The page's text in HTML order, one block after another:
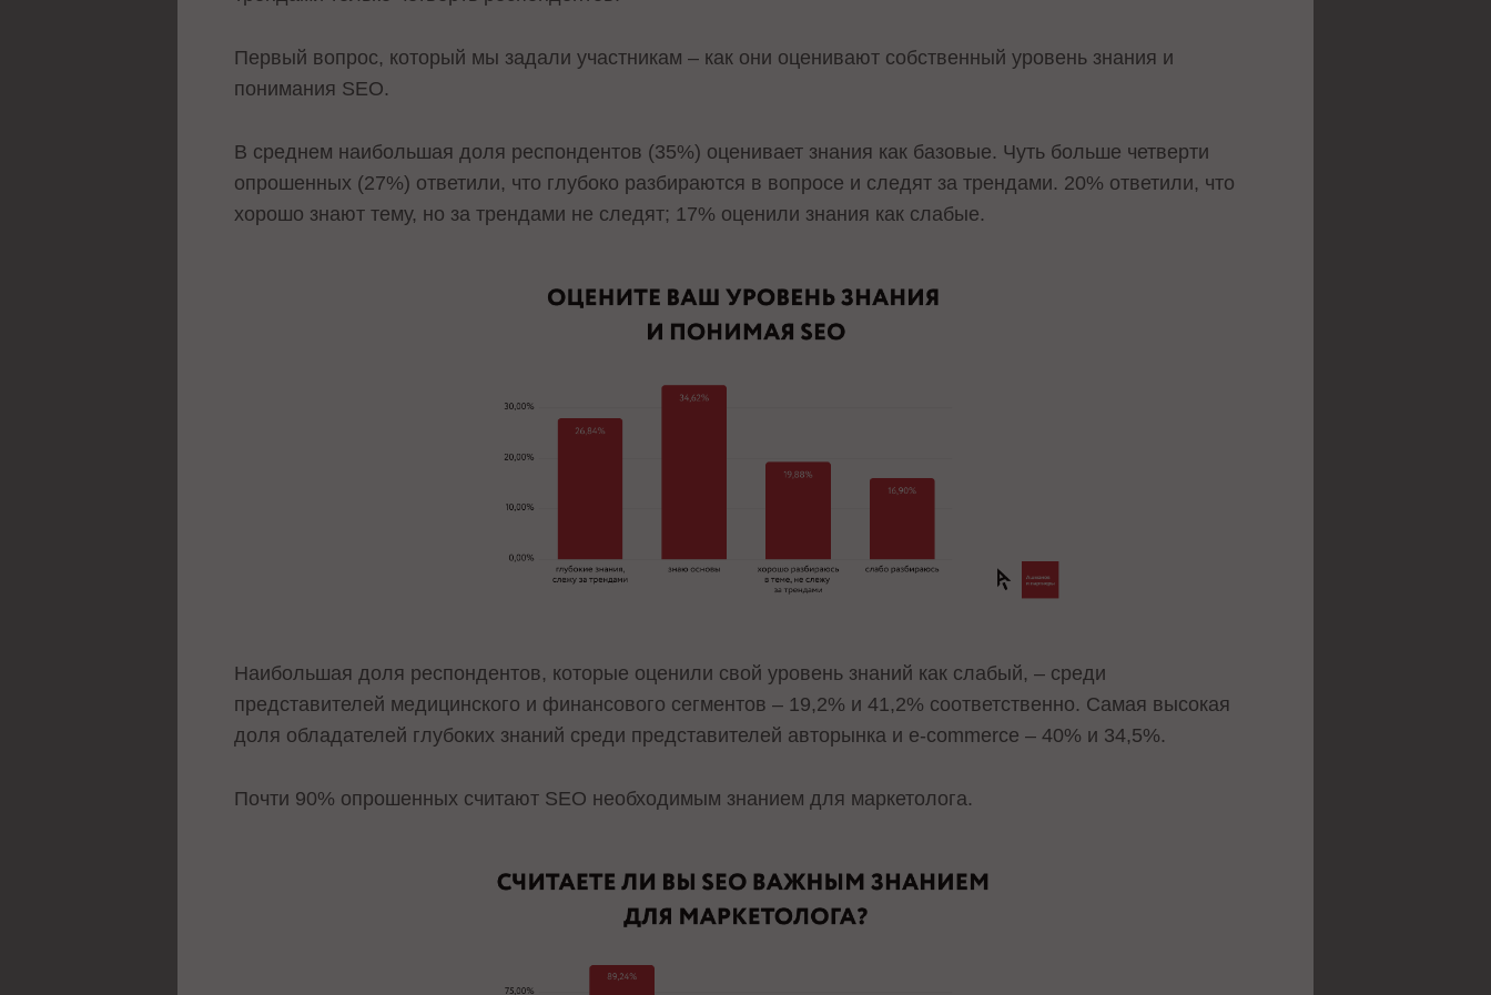
Первый вопрос, который мы задали участникам – как они оценивают собственный уровень знания и
понимания SEO.
В среднем наибольшая доля респондентов (35%) оценивает знания как базовые. Чуть больше четверти
опрошенных (27%) ответили, что глубоко разбираются в вопросе и следят за трендами. 20% ответили, что
хорошо знают тему, но за трендами не следят; 17% оценили знания как слабые.
Наибольшая доля респондентов, которые оценили свой уровень знаний как слабый, – среди
представителей медицинского и финансового сегментов – 19,2% и 41,2% соответственно. Самая высокая
доля обладателей глубоких знаний среди представителей авторынка и e-commerce – 40% и 34,5%.
Почти 90% опрошенных считают SEO необходимым знанием для маркетолога.